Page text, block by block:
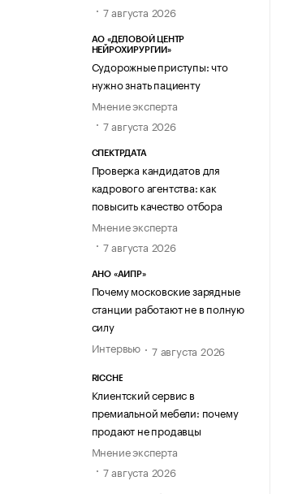
7 августа 2026
АО «ДЕЛОВОЙ ЦЕНТР
НЕЙРОХИРУРГИИ»
Судорожные приступы: что
нужно знать пациенту
Мнение эксперта
7 августа 2026
СПЕКТРДАТА
Проверка кандидатов для
кадрового агентства: как
повысить качество отбора
Мнение эксперта
7 августа 2026
АНО «АИПР»
Почему московские зарядные
станции работают не в полную
силу
Интервью
7 августа 2026
RICCHE
Клиентский сервис в
премиальной мебели: почему
продают не продавцы
Мнение эксперта
7 августа 2026